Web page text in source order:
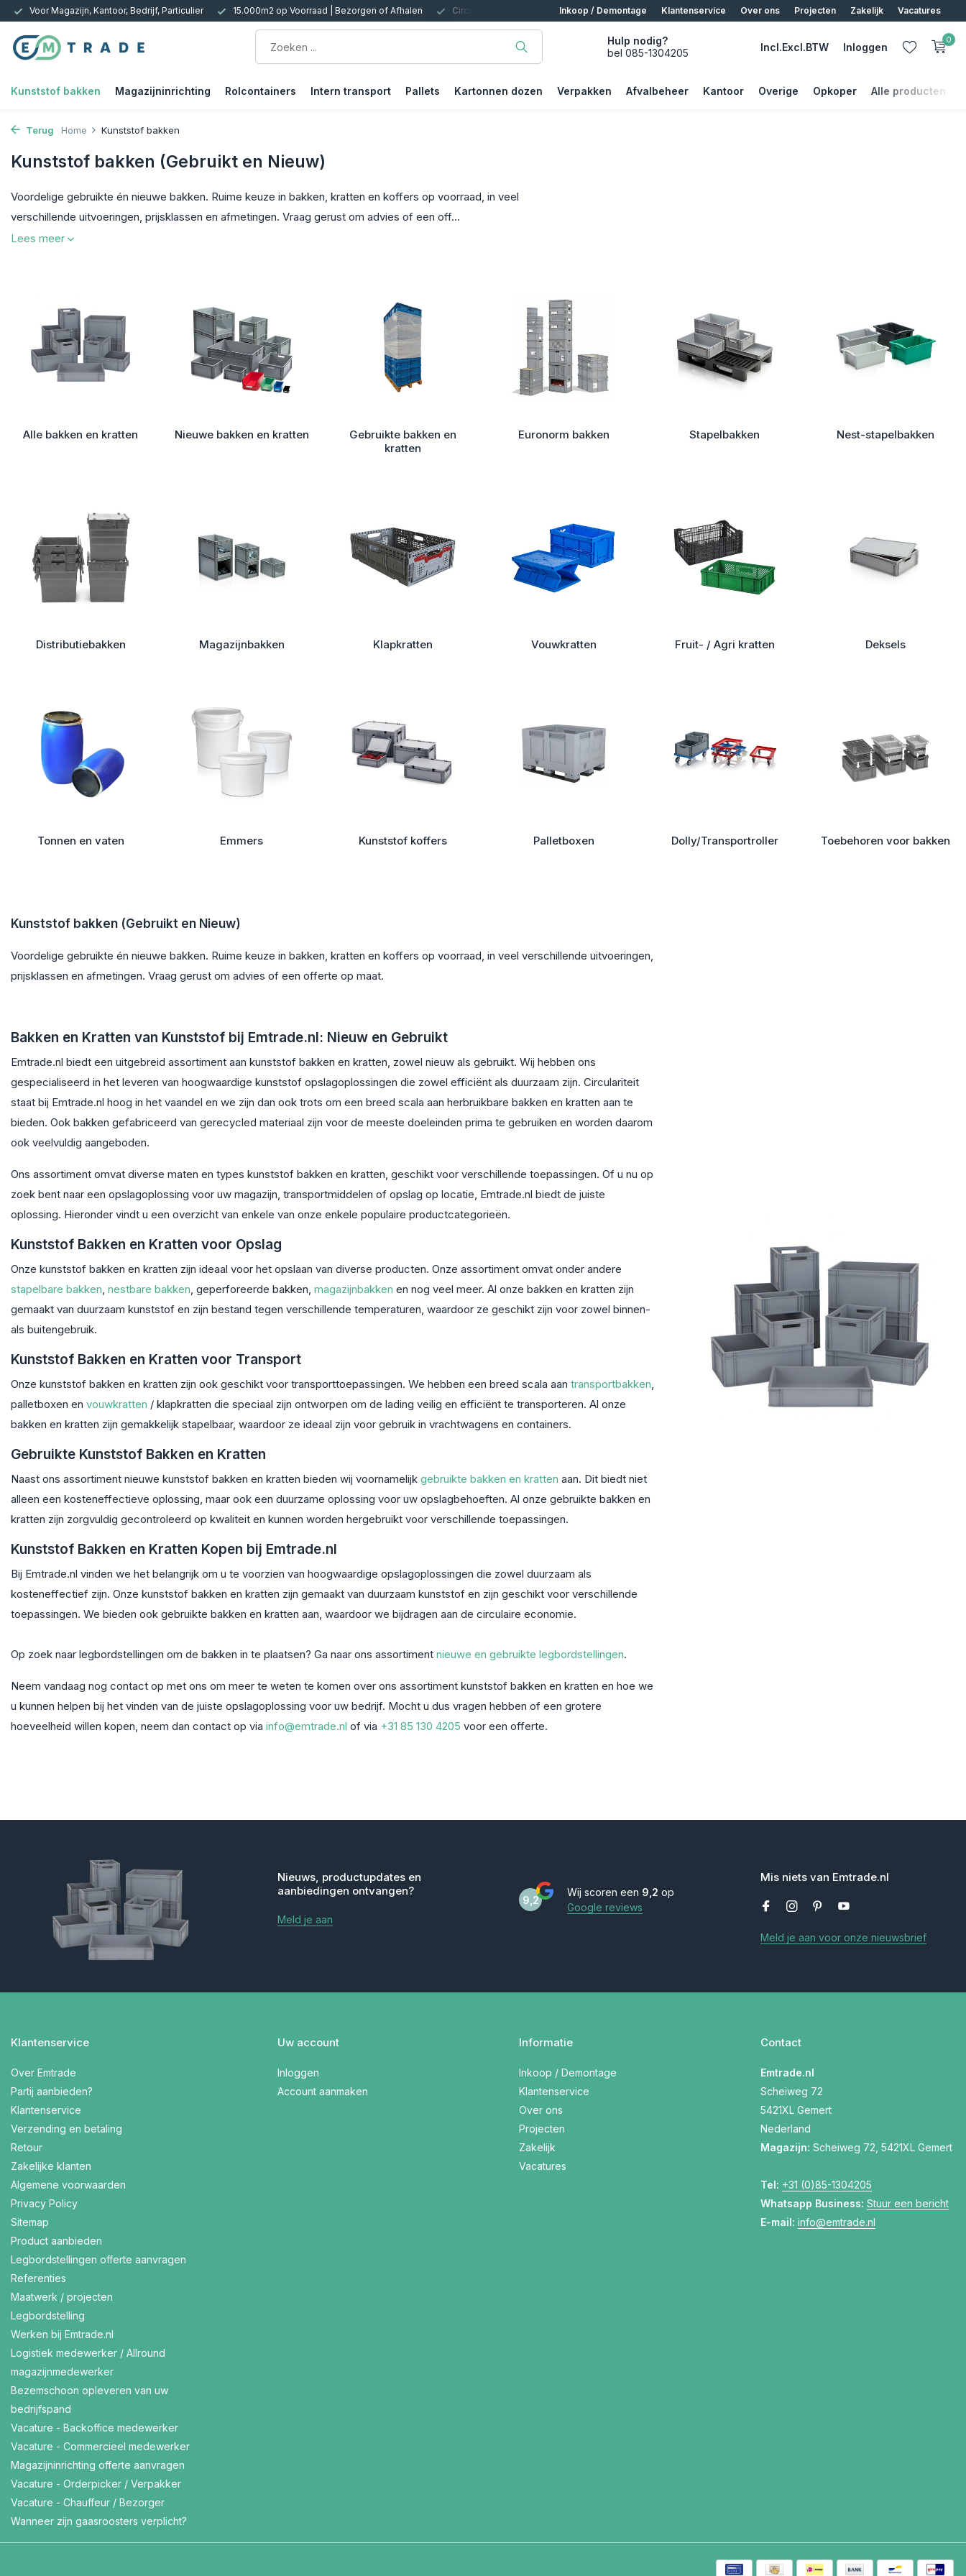
15.000m2 op Voorraad | Bezorgen of Afhalen Circulair en bewust inrichten (gebruikt en nieuw) Voor Magazijn, Kantoor, Bedrijf, Particulier
Inkoop / Demontage Klantenservice Over ons Projecten Zakelijk Vacatures
Hulp nodig?
bel 085-1304205
Incl.Excl.BTW Inloggen
0
Kunststof bakken Magazijninrichting Rolcontainers Intern transport Pallets Kartonnen dozen Verpakken Afvalbeheer Kantoor Overige Opkoper Alle producten
Terug Home Kunststof bakken
Kunststof bakken (Gebruikt en Nieuw)
Voordelige gebruikte én nieuwe bakken. Ruime keuze in bakken, kratten en koffers op voorraad, in veel
verschillende uitvoeringen, prijsklassen en afmetingen. Vraag gerust om advies of een off...
Lees meer
Alle bakken en kratten Nieuwe bakken en kratten
Gebruikte bakken en
kratten
Euronorm bakken Stapelbakken Nest-stapelbakken
Distributiebakken Magazijnbakken Klapkratten Vouwkratten Fruit- / Agri kratten Deksels
Tonnen en vaten Emmers Kunststof koffers Palletboxen Dolly/Transportroller Toebehoren voor bakken
Kunststof bakken (Gebruikt en Nieuw)
Voordelige gebruikte én nieuwe bakken. Ruime keuze in bakken, kratten en koffers op voorraad, in veel verschillende uitvoeringen,
prijsklassen en afmetingen. Vraag gerust om advies of een offerte op maat.
Bakken en Kratten van Kunststof bij Emtrade.nl: Nieuw en Gebruikt
Emtrade.nl biedt een uitgebreid assortiment aan kunststof bakken en kratten, zowel nieuw als gebruikt. Wij hebben ons
gespecialiseerd in het leveren van hoogwaardige kunststof opslagoplossingen die zowel efficiënt als duurzaam zijn. Circulariteit
staat bij Emtrade.nl hoog in het vaandel en we zijn dan ook trots om een breed scala aan herbruikbare bakken en kratten aan te
bieden. Ook bakken gefabriceerd van gerecycled materiaal zijn voor de meeste doeleinden prima te gebruiken en worden daarom
ook veelvuldig aangeboden.
Ons assortiment omvat diverse maten en types kunststof bakken en kratten, geschikt voor verschillende toepassingen. Of u nu op
zoek bent naar een opslagoplossing voor uw magazijn, transportmiddelen of opslag op locatie, Emtrade.nl biedt de juiste
oplossing. Hieronder vindt u een overzicht van enkele van onze enkele populaire productcategorieën.
Kunststof Bakken en Kratten voor Opslag
Onze kunststof bakken en kratten zijn ideaal voor het opslaan van diverse producten. Onze assortiment omvat onder andere
stapelbare bakken, nestbare bakken, geperforeerde bakken, magazijnbakken en nog veel meer. Al onze bakken en kratten zijn
gemaakt van duurzaam kunststof en zijn bestand tegen verschillende temperaturen, waardoor ze geschikt zijn voor zowel binnen-
als buitengebruik.
Kunststof Bakken en Kratten voor Transport
Onze kunststof bakken en kratten zijn ook geschikt voor transporttoepassingen. We hebben een breed scala aan transportbakken,
palletboxen en vouwkratten / klapkratten die speciaal zijn ontworpen om de lading veilig en efficiënt te transporteren. Al onze
bakken en kratten zijn gemakkelijk stapelbaar, waardoor ze ideaal zijn voor gebruik in vrachtwagens en containers.
Gebruikte Kunststof Bakken en Kratten
Naast ons assortiment nieuwe kunststof bakken en kratten bieden wij voornamelijk gebruikte bakken en kratten aan. Dit biedt niet
alleen een kosteneffectieve oplossing, maar ook een duurzame oplossing voor uw opslagbehoeften. Al onze gebruikte bakken en
kratten zijn zorgvuldig gecontroleerd op kwaliteit en kunnen worden hergebruikt voor verschillende toepassingen.
Kunststof Bakken en Kratten Kopen bij Emtrade.nl
Bij Emtrade.nl vinden we het belangrijk om u te voorzien van hoogwaardige opslagoplossingen die zowel duurzaam als
kosteneffectief zijn. Onze kunststof bakken en kratten zijn gemaakt van duurzaam kunststof en zijn geschikt voor verschillende
toepassingen. We bieden ook gebruikte bakken en kratten aan, waardoor we bijdragen aan de circulaire economie.
Op zoek naar legbordstellingen om de bakken in te plaatsen? Ga naar ons assortiment nieuwe en gebruikte legbordstellingen.
Neem vandaag nog contact op met ons om meer te weten te komen over ons assortiment kunststof bakken en kratten en hoe we
u kunnen helpen bij het vinden van de juiste opslagoplossing voor uw bedrijf. Mocht u dus vragen hebben of een grotere
hoeveelheid willen kopen, neem dan contact op via info@emtrade.nl of via +31 85 130 4205 voor een offerte.
Nieuws, productupdates en
aanbiedingen ontvangen?
Meld je aan
9,2
Wij scoren een 9,2 op
Google reviews
Mis niets van Emtrade.nl
Meld je aan voor onze nieuwsbrief
Klantenservice
Over Emtrade
Partij aanbieden?
Klantenservice
Verzending en betaling
Retour
Zakelijke klanten
Algemene voorwaarden
Privacy Policy
Sitemap
Product aanbieden
Legbordstellingen offerte aanvragen
Referenties
Maatwerk / projecten
Legbordstelling
Werken bij Emtrade.nl
Logistiek medewerker / Allround
magazijnmedewerker
Bezemschoon opleveren van uw
bedrijfspand
Vacature - Backoffice medewerker
Vacature - Commercieel medewerker
Magazijninrichting offerte aanvragen
Vacature - Orderpicker / Verpakker
Vacature - Chauffeur / Bezorger
Wanneer zijn gaasroosters verplicht?
Uw account
Inloggen
Account aanmaken
Informatie
Inkoop / Demontage
Klantenservice
Over ons
Projecten
Zakelijk
Vacatures
Contact
Emtrade.nl
Scheiweg 72
5421XL Gemert
Nederland
Magazijn: Scheiweg 72, 5421XL Gemert
Tel: +31 (0)85-1304205
Whatsapp Business: Stuur een bericht
E-mail: info@emtrade.nl